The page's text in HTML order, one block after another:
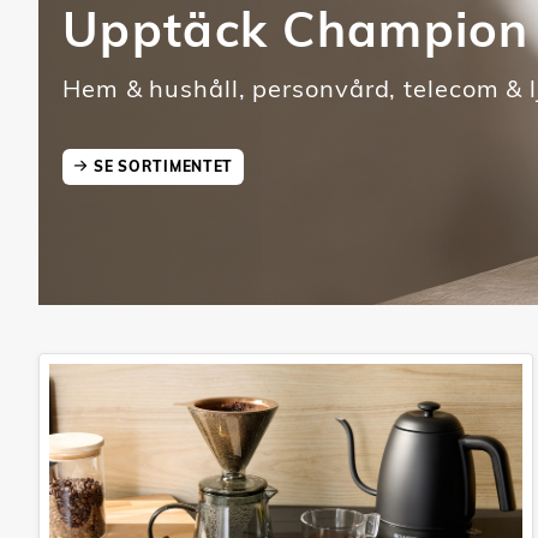
Upptäck Champion
Hem & hushåll, personvård, telecom &
SE SORTIMENTET